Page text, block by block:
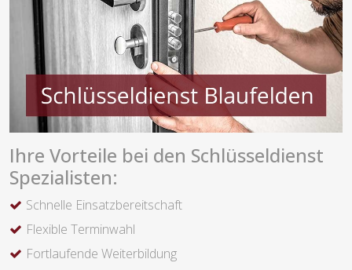
Ihre Vorteile bei den Schlüsseldienst
Spezialisten:
Schnelle Einsatzbereitschaft
Flexible Terminwahl
Fortlaufende Weiterbildung